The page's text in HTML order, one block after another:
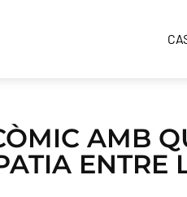
AMB
ENTRE